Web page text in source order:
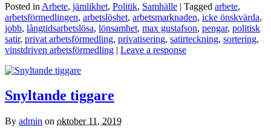
Posted in Arbete, jämlikhet, Politik, Samhälle | Tagged arbete,
arbetsförmedlingen, arbetslöshet, arbetsmarknaden, icke önskvärda,
jobb, långtidsarbetslösa, lönsamhet, max gustafson, pengar, politisk
satir, privat arbetsförmedling, privatisering, satirteckning, sortering,
vinstdriven arbetsförmedling | Leave a response
Snyltande tiggare
By admin on oktober 11, 2019